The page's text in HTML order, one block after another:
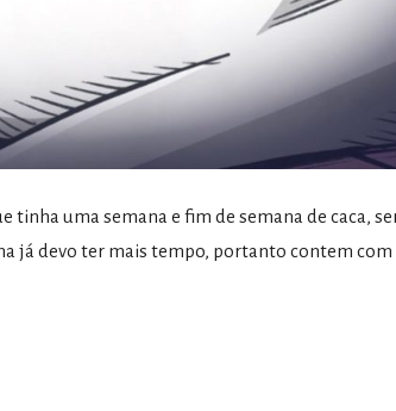
uma semana e fim de semana de caca,
já devo ter mais tempo, portanto contem com